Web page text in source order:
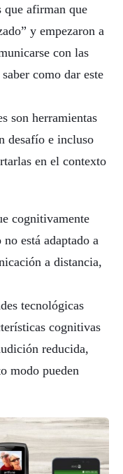
que afirman que
y empezaron a
con las
como dar este
son herramientas
desafío e incluso
en el contexto
cognitivamente
está adaptado a
a distancia,
tecnológicas
cognitivas
reducida,
modo pueden